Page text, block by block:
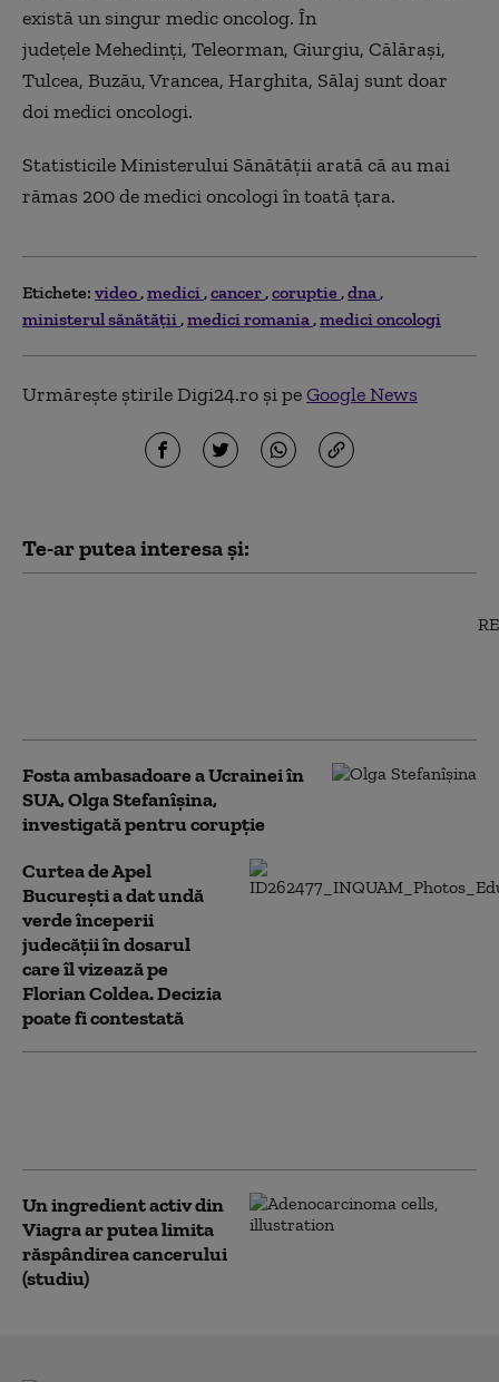
există un singur medic oncolog. În
județele Mehedinţi, Teleorman, Giurgiu, Călăraşi,
Tulcea, Buzău, Vrancea, Harghita, Sălaj sunt doar
doi medici oncologi.
Statisticile Ministerului Sănătății arată că au mai
rămas 200 de medici oncologi în toată țara.
Etichete: video medici cancer coruptie dna
ministerul sănătăţii medici romania medici oncologi
Urmărește știrile Digi24.ro și peGoogle News
Te-ar putea interesa și:
Fosta ambasadoare a Ucrainei în
SUA, Olga Stefanîşina,
investigată pentru corupţie
Curtea de Apel
București a dat undă
verde începerii
judecății în dosarul
care îl vizează pe
Florian Coldea. Decizia
poate fi contestată
Un ingredient activ din
Viagra ar putea limita
răspândirea cancerului
(studiu)